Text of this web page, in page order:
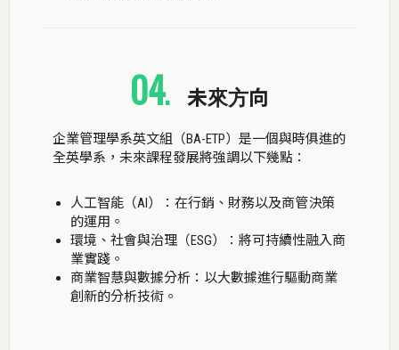
04. 未來方向
企業管理學系英文組（BA-ETP）是一個與時俱進的
全英學系，未來課程發展將強調以下幾點：
人工智能（AI）：在行銷、財務以及商管決策
的運用。
環境、社會與治理（ESG）：將可持續性融入商
業實踐。
商業智慧與數據分析：以大數據進行驅動商業
創新的分析技術。